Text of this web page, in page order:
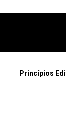
Princípios